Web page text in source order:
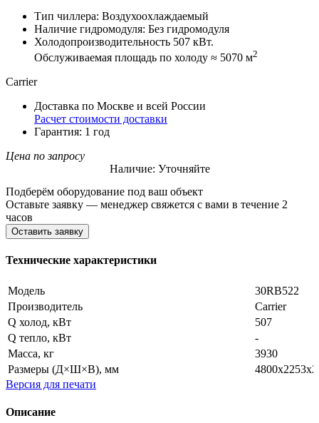
Тип чиллера: Воздухоохлаждаемый
Наличие гидромодуля: Без гидромодуля
Холодопроизводительность 507 кВт.
Обслуживаемая площадь по холоду ≈ 5070 м2
Carrier
Доставка по Москве и всей России
Расчет стоимости доставки
Гарантия: 1 год
Цена по запросу
Наличие: Уточняйте
Подберём оборудование под ваш объект
Оставьте заявку — менеджер свяжется с вами в течение 2
часов
Оставить заявку
Технические характеристики
Модель
30RB522
Производитель
Carrier
Q холод, кВт
507
Q тепло, кВт
-
Масса, кг
3930
Размеры (Д×Ш×В), мм
Версия для печати
Описание